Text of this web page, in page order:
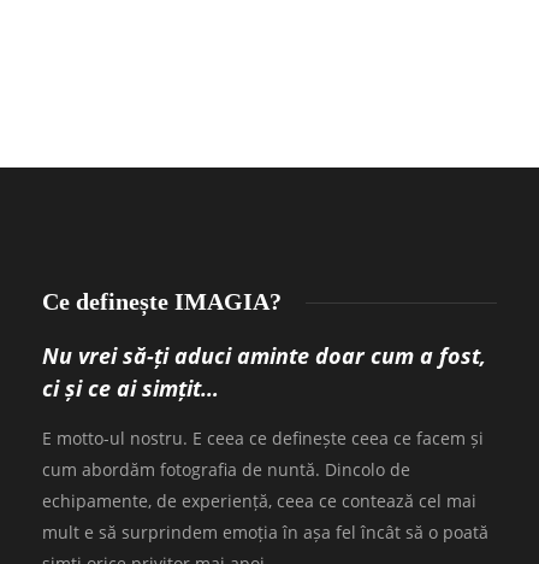
Ce definește IMAGIA?
Nu vrei să-ți aduci aminte doar cum a fost,
ci și ce ai simțit…
E motto-ul nostru. E ceea ce definește ceea ce facem și
cum abordăm fotografia de nuntă. Dincolo de
echipamente, de experiență, ceea ce contează cel mai
mult e să surprindem emoția în așa fel încât să o poată